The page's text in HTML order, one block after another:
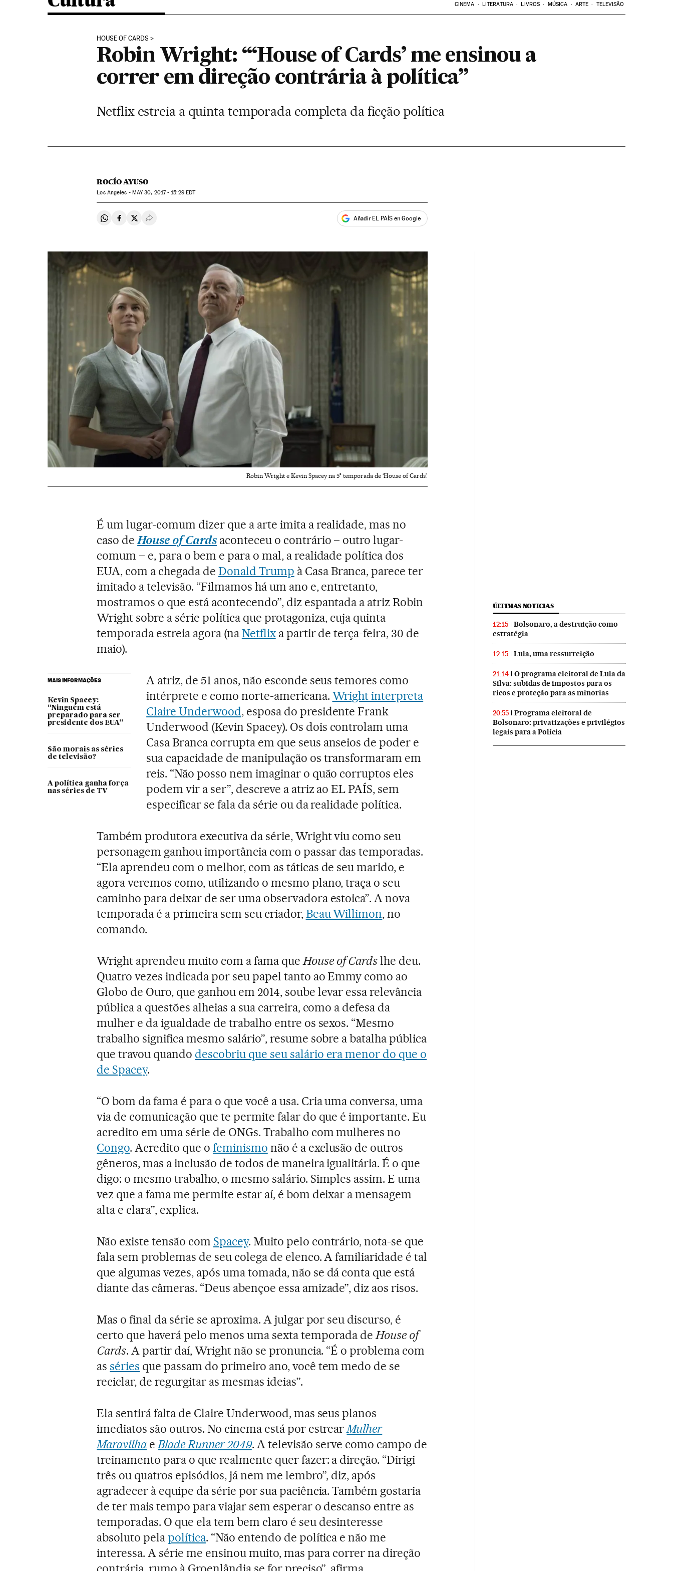
CINEMA LITERATURA LIVROS MÚSICA ARTE TELEVISÃO
HOUSE OF CARDS
Robin Wright: “‘House of Cards’ me ensinou a
correr em direção contrária à política”
Netflix estreia a quinta temporada completa da ficção política
ROCÍO AYUSO
Los Angeles - MAY30, 2017 - 15:29EDT
Compartir en Whatsapp
Compartir en Facebook
Compartir en Twitter
Desplegar Redes Sociales Añadir EL PAÍS en Google
Robin Wright e Kevin Spacey na 5° temporada de ‘House of Cards’.
É um lugar-comum dizer que a arte imita a realidade, mas no
caso deHouse of Cardsaconteceu o contrário – outro lugar-
comum – e, para o bem e para o mal, a realidade política dos
EUA, com a chegada de Donald Trump à Casa Branca, parece ter
imitado a televisão. “Filmamos há um ano e, entretanto,
mostramos o que está acontecendo”, diz espantada a atriz Robin
Wright sobre a série política que protagoniza, cuja quinta
temporada estreia agora (naNetflixa partir de terça-feira, 30 de
maio).
MAIS INFORMAÇÕES
Kevin Spacey:
“Ninguém está
preparado para ser
presidente dos EUA”
São morais as séries
de televisão?
A política ganha força
nas séries de TV
A atriz, de 51 anos, não esconde seus temores como
intérprete e como norte-americana. Wright interpreta
Claire Underwood, esposa do presidente Frank
Underwood (Kevin Spacey). Os dois controlam uma
Casa Branca corrupta em que seus anseios de poder e
sua capacidade de manipulação os transformaram em
reis. “Não posso nem imaginar o quão corruptos eles
podem vir a ser”, descreve a atriz ao EL PAÍS, sem
especificar se fala da série ou da realidade política.
Também produtora executiva da série, Wright viu como seu
personagem ganhou importância com o passar das temporadas.
“Ela aprendeu com o melhor, com as táticas de seu marido, e
agora veremos como, utilizando o mesmo plano, traça o seu
caminho para deixar de ser uma observadora estoica”. A nova
temporada é a primeira sem seu criador,Beau Willimon, no
comando.
Wright aprendeu muito com a fama queHouse of Cardslhe deu.
Quatro vezes indicada por seu papel tanto ao Emmy como ao
Globo de Ouro, que ganhou em 2014, soube levar essa relevância
pública a questões alheias a sua carreira, como a defesa da
mulher e da igualdade de trabalho entre os sexos. “Mesmo
trabalho significa mesmo salário”, resume sobre a batalha pública
que travou quando descobriu que seu salário era menor do que o
de Spacey.
“O bom da fama é para o que você a usa. Cria uma conversa, uma
via de comunicação que te permite falar do que é importante. Eu
acredito em uma série de ONGs. Trabalho com mulheres no
Congo. Acredito que o feminismo não é a exclusão de outros
gêneros, mas a inclusão de todos de maneira igualitária. É o que
digo: o mesmo trabalho, o mesmo salário. Simples assim. E uma
vez que a fama me permite estar aí, é bom deixar a mensagem
alta e clara”, explica.
Não existe tensão com Spacey. Muito pelo contrário, nota-se que
fala sem problemas de seu colega de elenco. A familiaridade é tal
que algumas vezes, após uma tomada, não se dá conta que está
diante das câmeras. “Deus abençoe essa amizade”, diz aos risos.
Mas o final da série se aproxima. A julgar por seu discurso, é
certo que haverá pelo menos uma sexta temporada deHouse of
Cards. A partir daí, Wright não se pronuncia. “É o problema com
asséries que passam do primeiro ano, você tem medo de se
reciclar, de regurgitar as mesmas ideias”.
Ela sentirá falta de Claire Underwood, mas seus planos
imediatos são outros. No cinema está por estrearMulher
Maravilha eBlade Runner 2049. A televisão serve como campo de
treinamento para o que realmente quer fazer: a direção. “Dirigi
três ou quatros episódios, já nem me lembro”, diz, após
agradecer à equipe da série por sua paciência. Também gostaria
de ter mais tempo para viajar sem esperar o descanso entre as
temporadas. O que ela tem bem claro é seu desinteresse
absoluto pelapolítica. “Não entendo de política e não me
interessa. A série me ensinou muito, mas para correr na direção
ÚLTIMAS NOTICIAS
12:15
Bolsonaro, a destruição como
estratégia
12:15 Lula, uma ressurreição
21:14
O programa eleitoral de Lula da
Silva: subidas de impostos para os
ricos e proteção para as minorias
20:55
Programa eleitoral de
Bolsonaro: privatizações e privilégios
legais para a Polícia